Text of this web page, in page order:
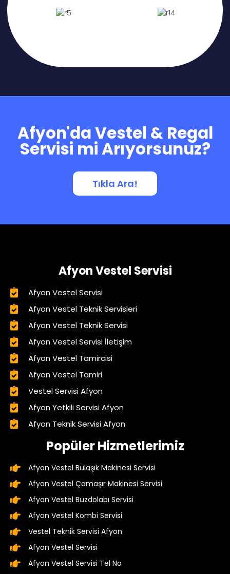
Afyon'da Vestel & Regal
Servisi mi Arıyorsunuz?
Tıkla Ara!
Afyon Vestel Servisi
Afyon Vestel Servisi
Afyon Vestel Teknik Servisleri
Afyon Vestel Teknik Servisi
Afyon Vestel Servisi İletişim
Afyon Vestel Tamircisi
Afyon Vestel Tamiri
Vestel Servisi Afyon
Afyon Yetkili Servisi Afyon
Afyon Teknik Servisi Afyon
Popüler Hizmetlerimiz
Afyon Vestel Bulaşık Makinesi Servisi
Afyon Vestel Çamaşır Makinesi Servisi
Afyon Vestel Buzdolabı Servisi
Afyon Vestel Kombi Servisi
Vestel Teknik Servisi Afyon
Afyon Vestel Servisi
Afyon Vestel Servisi Tel No